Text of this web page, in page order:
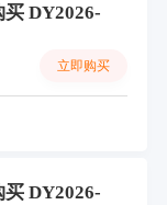
DY2026-
立即购买
DY2026-